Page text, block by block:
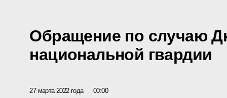
Обращение по случаю
национальной гвардии
27 марта 2022 года 00:00